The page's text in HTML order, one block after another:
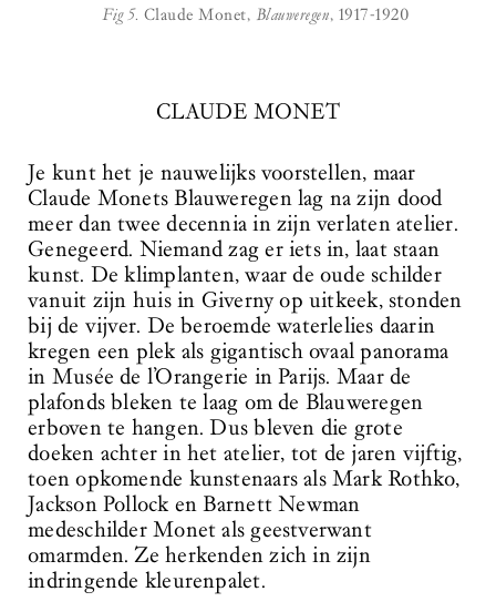
Fig 5. Claude Monet, Blauweregen, 1917-1920
CLAUDE MONET
Je kunt het je nauwelijks voorstellen, maar
Claude Monets Blauweregen lag na zijn dood
meer dan twee decennia in zijn verlaten atelier.
Genegeerd. Niemand zag er iets in, laat staan
kunst. De klimplanten, waar de oude schilder
vanuit zijn huis in Giverny op uitkeek, stonden
bij de vijver. De beroemde waterlelies daarin
kregen een plek als gigantisch ovaal panorama
in Musée de l’Orangerie in Parijs. Maar de
plafonds bleken te laag om de Blauweregen
erboven te hangen. Dus bleven die grote
doeken achter in het atelier, tot de jaren vijftig,
toen opkomende kunstenaars als Mark Rothko,
Jackson Pollock en Barnett Newman
medeschilder Monet als geestverwant
omarmden. Ze herkenden zich in zijn
indringende kleurenpalet.